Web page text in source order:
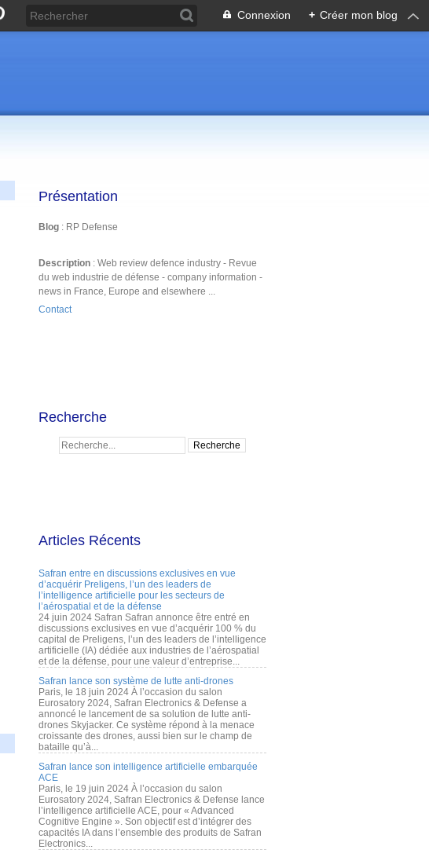
Connexion + Créer mon blog
Présentation
Blog : RP Defense
Description : Web review defence industry - Revue
du web industrie de défense - company information -
news in France, Europe and elsewhere ...
Contact
Recherche
Articles Récents
Safran entre en discussions exclusives en vue
d’acquérir Preligens, l’un des leaders de
l’intelligence artificielle pour les secteurs de
l’aérospatial et de la défense
24 juin 2024 Safran Safran annonce être entré en
discussions exclusives en vue d’acquérir 100 % du
capital de Preligens, l’un des leaders de l’intelligence
artificielle (IA) dédiée aux industries de l’aérospatial
et de la défense, pour une valeur d’entreprise...
Safran lance son système de lutte anti-drones
Paris, le 18 juin 2024 À l’occasion du salon
Eurosatory 2024, Safran Electronics & Defense a
annoncé le lancement de sa solution de lutte anti-
drones Skyjacker. Ce système répond à la menace
croissante des drones, aussi bien sur le champ de
bataille qu’à...
Safran lance son intelligence artificielle embarquée
ACE
Paris, le 19 juin 2024 À l’occasion du salon
Eurosatory 2024, Safran Electronics & Defense lance
l’intelligence artificielle ACE, pour « Advanced
Cognitive Engine ». Son objectif est d’intégrer des
capacités IA dans l’ensemble des produits de Safran
Electronics...